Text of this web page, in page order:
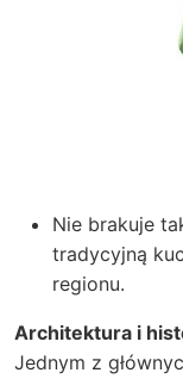
Nie brakuje
tradycyjną
regionu.
Architektura i
Jednym z